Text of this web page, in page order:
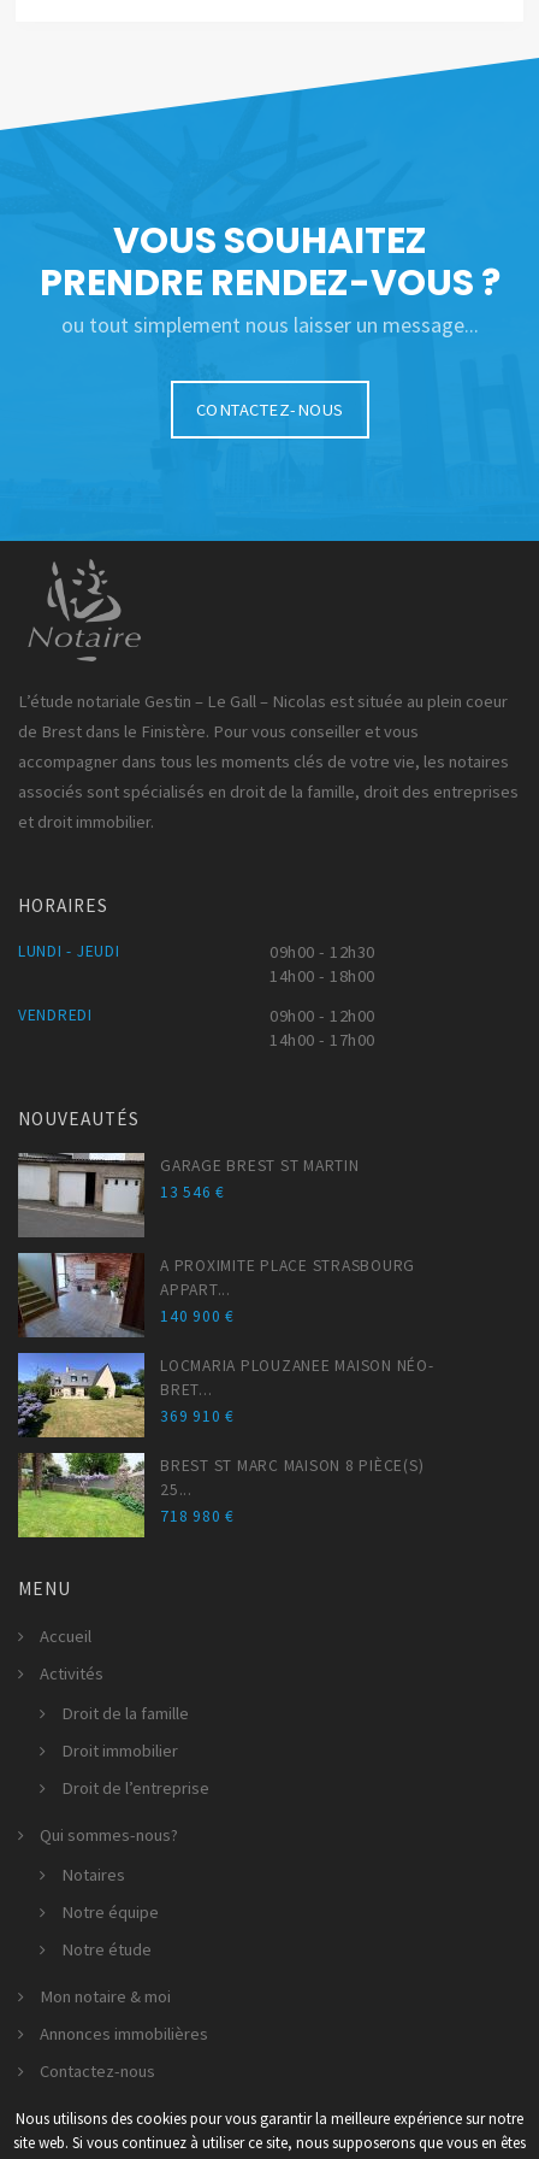
VOUS SOUHAITEZ
PRENDRE RENDEZ-VOUS ?
ou tout simplement nous laisser un message...
CONTACTEZ-NOUS
L’étude notariale Gestin – Le Gall – Nicolas est située au plein coeur
de Brest dans le Finistère. Pour vous conseiller et vous
accompagner dans tous les moments clés de votre vie, les notaires
associés sont spécialisés en droit de la famille, droit des entreprises
et droit immobilier.
HORAIRES
LUNDI - JEUDI
09h00 - 12h30
14h00 - 18h00
VENDREDI
09h00 - 12h00
14h00 - 17h00
NOUVEAUTÉS
GARAGE BREST ST MARTIN
13 546 €
A PROXIMITE PLACE STRASBOURG
APPART...
140 900 €
LOCMARIA PLOUZANEE MAISON NÉO-
BRET...
369 910 €
BREST ST MARC MAISON 8 PIÈCE(S)
25...
718 980 €
MENU
Accueil
Activités
Droit de la famille
Droit immobilier
Droit de l’entreprise
Qui sommes-nous?
Notaires
Notre équipe
Notre étude
Mon notaire & moi
Annonces immobilières
Contactez-nous
2026 SCP GESTIN - LE GALL - NICOLAS & ASSOCIÉS
Nous utilisons des cookies pour vous garantir la meilleure expérience sur notre
site web. Si vous continuez à utiliser ce site, nous supposerons que vous en êtes